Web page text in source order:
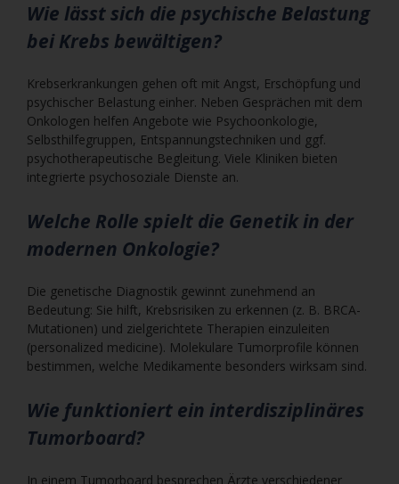
Wie lässt sich die psychische Belastung
bei Krebs bewältigen?
Krebserkrankungen gehen oft mit Angst, Erschöpfung und
psychischer Belastung einher. Neben Gesprächen mit dem
Onkologen helfen Angebote wie Psychoonkologie,
Selbsthilfegruppen, Entspannungstechniken und ggf.
psychotherapeutische Begleitung. Viele Kliniken bieten
integrierte psychosoziale Dienste an.
Welche Rolle spielt die Genetik in der
modernen Onkologie?
Die genetische Diagnostik gewinnt zunehmend an
Bedeutung: Sie hilft, Krebsrisiken zu erkennen (z. B. BRCA-
Mutationen) und zielgerichtete Therapien einzuleiten
(personalized medicine). Molekulare Tumorprofile können
bestimmen, welche Medikamente besonders wirksam sind.
Wie funktioniert ein interdisziplinäres
Tumorboard?
In einem Tumorboard besprechen Ärzte verschiedener